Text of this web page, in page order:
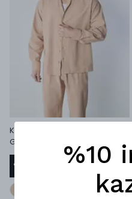
Keten Kumaş Oversize
Gömlek - Bej
%
₺ 1,399.00%10